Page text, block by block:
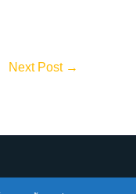
Next Post →